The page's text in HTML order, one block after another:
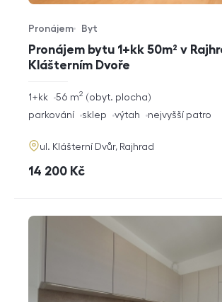
Pronájem bytu 1+kk 50m² v
Klášterním Dvoře
Typ nabídky
Pronájem
Typ nemovitosti
Byt
rozměry
dispozice
1+kk obyt. plocha
56 m2
funkce
parkování sklep výtah nejvyšší patro
adresa
ul. Klášterní Dvůr, Rajhrad
cena
14 200 Kč